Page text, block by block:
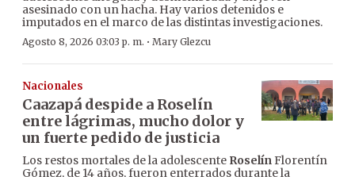
asesinado con un hacha. Hay varios detenidos e
imputados en el marco de las distintas investigaciones.
Agosto 8, 2026 03:03 p. m. · Mary Glezcu
Nacionales
Caazapá despide a Roselín
entre lágrimas, mucho dolor y
un fuerte pedido de justicia
Los restos mortales de la adolescente RoselínFlorentín
Gómez, de 14 años, fueron enterrados durante la